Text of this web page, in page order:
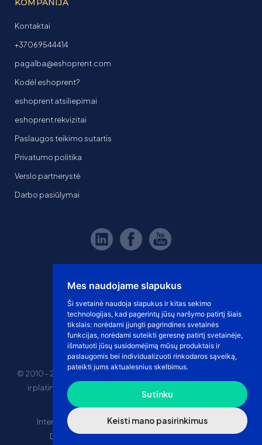
Mes naudojame slapukus
Ši svetainė naudoja slapukus ir kitas sekimo
technologijas, kad pagerintų jūsų naršymo patirtį šiais
tikslais: norėdami įjungti pagrindines svetainės
funkcijas, norėdami suteikti geresnę patirtį svetainėje,
išmatuoti jūsų susidomėjimą mūsų produktais ir
paslaugomis bei individualizuoti rinkodaros sąveiką,
pateikti jums aktualesnius skelbimus.
Sutinku
Keisti mano pasirinkimus
KOMPANIJA
Kontaktai
+37069544414
pagalba@eshoprent.com
Kodėl eshoprent?
eshoprent atsiliepimai
eshoprent rekvizitai
Paslaugos teikimo sutartis
Privatumo politika
Verslo partnerystė
Darbo pasiūlymai
© 2010 - 2026 eshoprent prekinis ženklas saugomas. Kopijuoti
ir platinti svetainės turinį be sutikimo griežtai draudžiama.
Internetinė prekyba
El. parduotuvės nuomos kaina
Drophipping prekyba
Marketplace prekyba